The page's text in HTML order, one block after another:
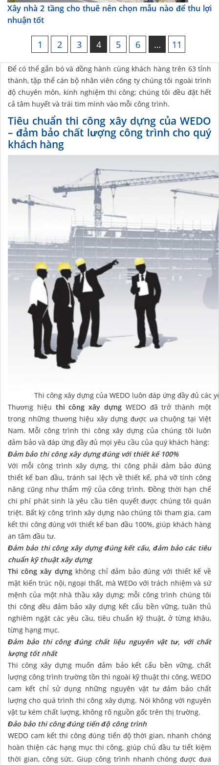
Xây nhà 2 tầng cho thuê nên chọn mẫu nào để thu lợi
nhuận tốt
1 2 3 4 5 6 … 11
Để có thể gắn bó và đồng hành cùng khách hàng trên 63 tỉnh
thành, tập thể cán bộ nhân viên công ty chúng tôi ngoài trình
độ chuyên môn, kinh nghiệm thi công; chúng tôi đều đặt hết
cả tâm huyết và trái tim mình vào mỗi công trình.
Tiêu chuẩn thi công xây dựng của WEDO
– đảm bảo chất lượng công trình cho quý
khách hàng
Thi công xây dựng của WEDO luôn đáp ứng đầy đủ các
Thương hiệu thi công xây dựng WEDO đã trở thành một
trong những thương hiệu xây dựng được ưa chuộng tại Việt
Nam. Mỗi công trình thi công xây dựng của chúng tôi luôn
đảm bảo và đáp ứng đầy đủ mọi yêu cầu của quý khách hàng:
Đảm bảo thi công xây dựng đúng với thiết kế 100%
Với mỗi công trình xây dựng, thi công phải đảm bảo đúng
thiết kế ban đầu, tránh sai lệch về thiết kế, phá vỡ tính công
năng cũng như thẩm mỹ của công trình. Đồng thời hạn chế
chi phí phát sinh là yêu cầu tiên quyết được chúng tôi quán
triệt. Bất kỳ công trình xây dựng nào chúng tôi tham gia, cam
kết thi công đúng với thiết kế ban đầu 100%, giúp khách hàng
an tâm đầu tư.
Đảm bảo thi công xây dựng đúng kết cấu, đảm bảo các tiêu
chuẩn kỹ thuật xây dựng
Thi công xây dựng không chỉ đảm bảo đúng với thiết kế về
mặt kiến trúc nội, ngoại thất, mà WEDo với trách nhiệm và sứ
mệnh của một nhà thầu xây dựng; mỗi công trình chúng tôi
thi công đều đảm bảo xây dựng kết cấu bền vững, tuân thủ
nghiêm ngặt các yêu cầu, tiêu chuẩn kỹ thuật, ở từng khâu,
từng hạng mục.
Đảm bảo thi công đúng chất liệu nguyên vật tư, với chất
lượng tốt nhất
Thi công xây dựng muốn đảm bảo kết cấu bền vững, chất
lượng công trình trường tồn thì ngoài kỹ thuật thi công, WEDO
cam kết chỉ sử dụng những nguyên vật tư đảm bảo chất
lượng cho quá trình thi công xây dựng. Nói không với nguyên
vật tư kém chất lượng, không rõ nguồn gốc trên thị trường.
Đảo bảo thi công đúng tiến độ công trình
WEDO cam kết thi công đúng tiến độ thời gian, nhanh chóng
hoàn thiện các hạng mục thi công, giúp chủ đầu tư tiết kiệm
thời gian, công sức. Giup công trình nhanh chóng được đưa